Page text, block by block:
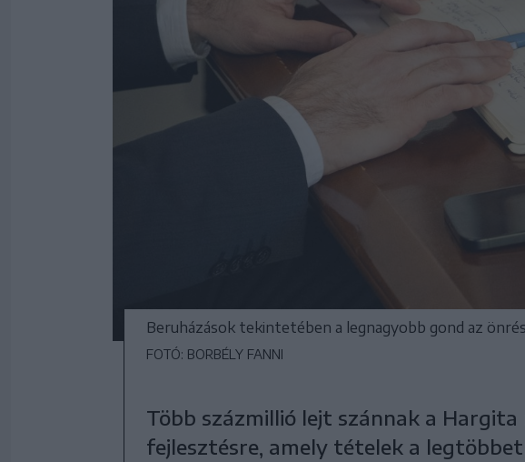
Beruházások tekintetében a legnagyobb gond az
FOTÓ: BORBÉLY FANNI
Több százmillió lejt szánnak a
fejlesztésre, amely tételek a